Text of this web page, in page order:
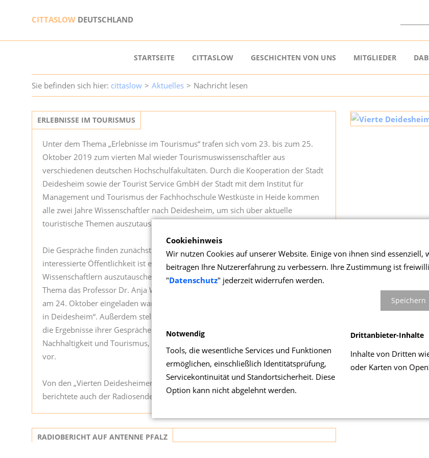
CITTASLOW DEUTSCHLAND
STARTSEITE CITTASLOW GESCHICHTEN VON UNS MITGLIEDER
cittaslow Aktuelles Nachricht lesen
ERLEBNISSE IM TOURISMUS
Unter dem Thema „Erlebnisse im Tourismus“ trafen sich vom 23. bis zum 25.
Oktober 2019 zum vierten Mal wieder Tourismuswissenschaftler aus
verschiedenen deutschen Hochschulfakultäten. Durch die Kooperation der Stadt
Deidesheim sowie der Tourist Service GmbH der Stadt mit dem Institut für
Management und Tourismus der Fachhochschule Westküste in Heide kommen
alle zwei Jahre Wissenschaftler nach Deidesheim, um sich über aktuelle
touristische Themen auszutauschen.
Die Gespräche finden zunächst in geschlossener Runde statt aber auch die
interessierte Öffentlichkeit ist eingeladen sich zu informieren und sich mit den
Wissenschaftlern auszutauschen und zu diskutieren. So lautete denn auch das
Thema das Professor Dr. Anja Wolleisen vorstellte und zu der die Öffentlichkeit
am 24. Oktober eingeladen war: „Lebensqualität, Zufriedenheit und Toursimus
in Deidesheim“. Außerdem stellten die Wissenschaftler an diesem Abend auch
die Ergebnisse ihrer Gespräche rund um die Themen „Touristische Erlebnisse,
Nachhaltigkeit und Tourismus, cittaslow, Regionalität und regionale Produkte“
vor.
Von den „Vierten Deidesheimer Gesprächen zur Tourismuswissenschaft“
berichtete auch der Radiosender
„Antenne Pfalz“.
RADIOBERICHT AUF ANTENNE PFALZ
Cookiehinweis
Wir nutzen Cookies auf unserer Website. Einige von ihnen sind essenziell,
beitragen Ihre Nutzererfahrung zu verbessern. Ihre Zustimmung ist
"Datenschutz" jederzeit widerrufen werden.
Speichern
Notwendig
Tools, die wesentliche Services und Funktionen
ermöglichen, einschließlich Identitätsprüfung,
Servicekontinuität und Standortsicherheit. Diese
Option kann nicht abgelehnt werden.
Drittanbieter-Inhalte
Inhalte von Dritten
oder Karten von